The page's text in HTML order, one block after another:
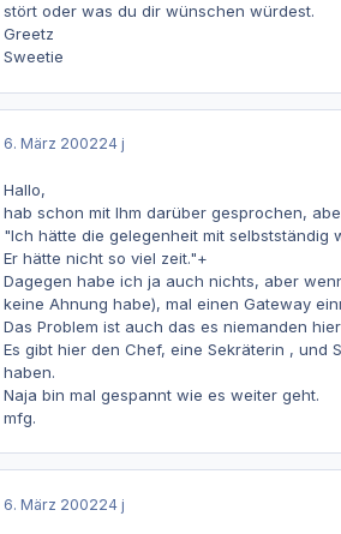
stört oder was du dir wünschen würdest.
Greetz
Sweetie
6. März 200224 j
Hallo,
hab schon mit Ihm darüber gesprochen,
"Ich hätte die gelegenheit mit selbstständig
Er hätte nicht so viel zeit."+
Dagegen habe ich ja auch nichts, aber
keine Ahnung habe), mal einen Gateway
Das Problem ist auch das es niemanden
Es gibt hier den Chef, eine Sekräterin ,
haben.
Naja bin mal gespannt wie es weiter geht.
mfg.
6. März 200224 j